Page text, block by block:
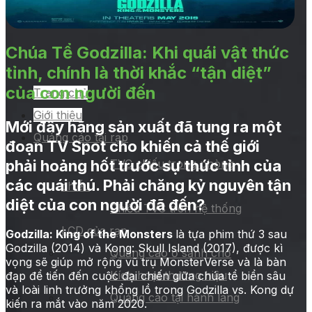
Trang chủ
Giới thiệu
Quảng cáo tại rạp
TVC chiếu trong phòng
chiếu
Chiếu TVC trên hệ thống
LCD của rạp
Quảng cáo ở sảnh chờ
Kích hoạt thương hiệu
Quảng cáo tại hành lang
Chúa Tể Godzilla: Khi quái vật thức
tỉnh, chính là thời khắc “tận diệt”
của con người đến
Mới đây hãng sản xuất đã tung ra một
đoạn TV Spot cho khiến cả thế giới
phải hoảng hốt trước sự thức tỉnh của
các quái thú. Phải chăng kỷ nguyên tận
diệt của con người đã đến?
Godzilla: King of the Monsters là tựa phim thứ 3 sau
Godzilla (2014) và Kong: Skull Island (2017), được kì
vọng sẽ giúp mở rộng vũ trụ MonsterVerse và là bàn
đạp để tiến đến cuộc đại chiến giữa chúa tể biển sâu
và loài linh trưởng khổng lồ trong Godzilla vs. Kong dự
kiến ra mắt vào năm 2020.